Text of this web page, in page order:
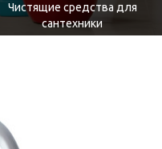
Чистящие средства для
сантехники